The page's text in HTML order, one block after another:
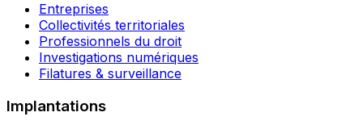
Entreprises
Collectivités territoriales
Professionnels du droit
Investigations numériques
Filatures & surveillance
Implantations